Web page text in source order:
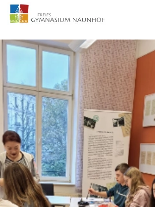
Zum Hauptinhalt springen